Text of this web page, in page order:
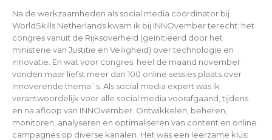
Na de werkzaamheden als social media coördinator bij
WorldSkills Netherlands kwam ik bij INNOvember terecht: het
congres vanuit de Rijksoverheid (geïnitieerd door het
ministerie van Justitie en Veiligheid) over technologie en
innovatie. En wat voor congres: heel de maand november
vonden maar liefst meer dan 100 online sessies plaats over
innoverende thema`s. Als social media expert was ik
verantwoordelijk voor alle social media voorafgaand, tijdens
en na afloop van INNOvember. Ontwikkelen, beheren,
monitoren, analyseren en optimaliseren van content en online
campagnes op diverse kanalen. Het was een leerzame klus: